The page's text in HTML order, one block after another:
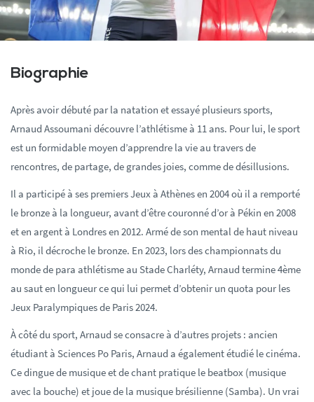
Biographie
Après avoir débuté par la natation et essayé plusieurs sports,
Arnaud Assoumani découvre l’athlétisme à 11 ans. Pour lui, le sport
est un formidable moyen d’apprendre la vie au travers de
rencontres, de partage, de grandes joies, comme de désillusions.
Il a participé à ses premiers Jeux à Athènes en 2004 où il a remporté
le bronze à la longueur, avant d’être couronné d’or à Pékin en 2008
et en argent à Londres en 2012. Armé de son mental de haut niveau
à Rio, il décroche le bronze. En 2023, lors des championnats du
monde de para athlétisme au Stade Charléty, Arnaud termine 4ème
au saut en longueur ce qui lui permet d’obtenir un quota pour les
Jeux Paralympiques de Paris 2024.
À côté du sport, Arnaud se consacre à d’autres projets : ancien
étudiant à Sciences Po Paris, Arnaud a également étudié le cinéma.
Ce dingue de musique et de chant pratique le beatbox (musique
avec la bouche) et joue de la musique brésilienne (Samba). Un vrai